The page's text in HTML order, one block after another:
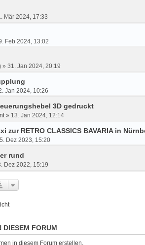
Mär 2024, 17:33
Feb 2024, 13:02
» 31. Jan 2024, 20:19
Jan 2024, 10:26
3D gedruckt
» 13. Jan 2024, 12:14
zur RETRO CLASSICS BAVARIA in
5. Dez 2023, 15:20
rund
Dez 2022, 15:19
DIESEM FORUM
in diesem Forum erstellen.